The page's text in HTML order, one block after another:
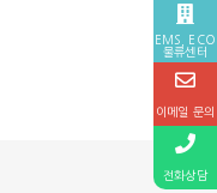
EMS, ECO
물류센터
이메일 문의
전화상담